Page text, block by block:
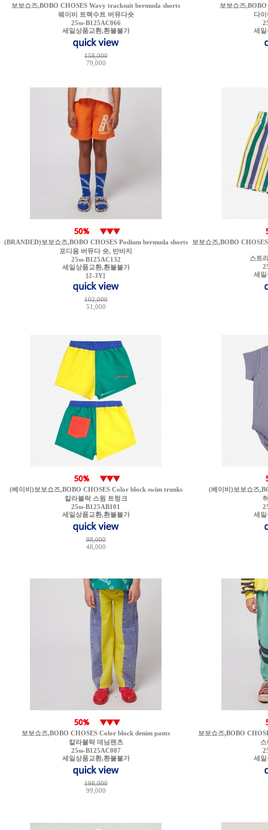
보보쇼즈,BOBO CHOSES Wavy tracksuit bermuda shorts
웨이비 트랙수트 버뮤다숏
25ss-B125AC066
세일상품교환,환불불가
158,000
79,000
보보쇼즈
다
세일
(BRANDED)보보쇼즈,BOBO CHOSES Podium bermuda shorts
포디움 버뮤다 숏, 반바지
25ss-B125AC132
세일상품교환,환불불가
[2-3Y]
102,000
51,000
보보쇼즈,BOBO
스트
세일
(베이비)보보쇼즈,BOBO CHOSES Color block swim trunks
칼라블락 스윔 트렁크
25ss-B125AB101
세일상품교환,환불불가
98,000
48,000
(베이비)보보쇼즈
세일
보보쇼즈,BOBO CHOSES Color block denim pants
칼라블락 데님팬츠
25ss-B125AC087
세일상품교환,환불불가
198,000
99,000
보보쇼즈,BOBO
세일